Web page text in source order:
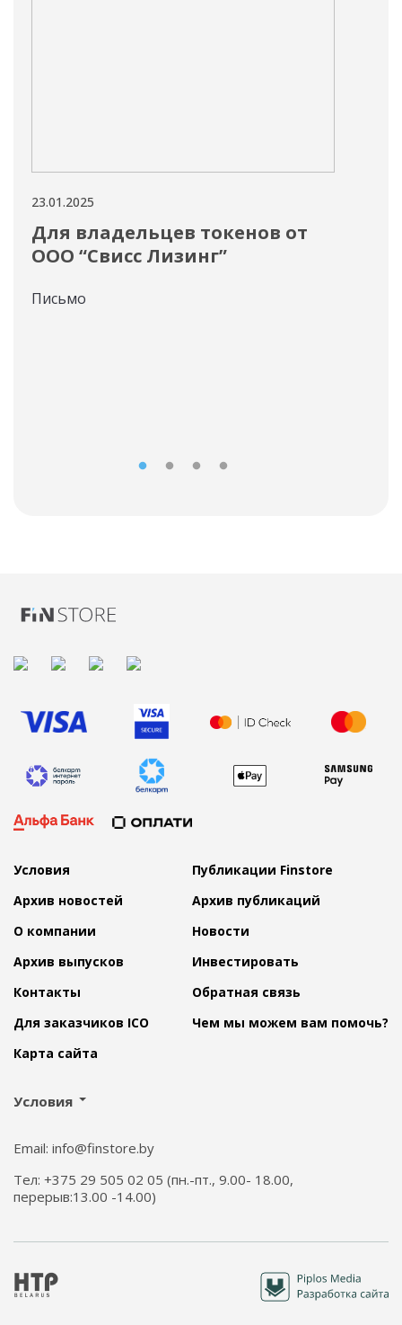
23.01.2025
Для владельцев токенов от
ООО “Свисс Лизинг”
Письмо
Условия
Публикации Finstore
Архив новостей
Архив публикаций
О компании
Новости
Архив выпусков
Инвестировать
Контакты
Обратная связь
Для заказчиков ICO
Чем мы можем вам помочь?
Карта сайта
Условия
Email: info@finstore.by
Тел: +375 29 505 02 05 (пн.-пт., 9.00- 18.00,
перерыв:13.00 -14.00)